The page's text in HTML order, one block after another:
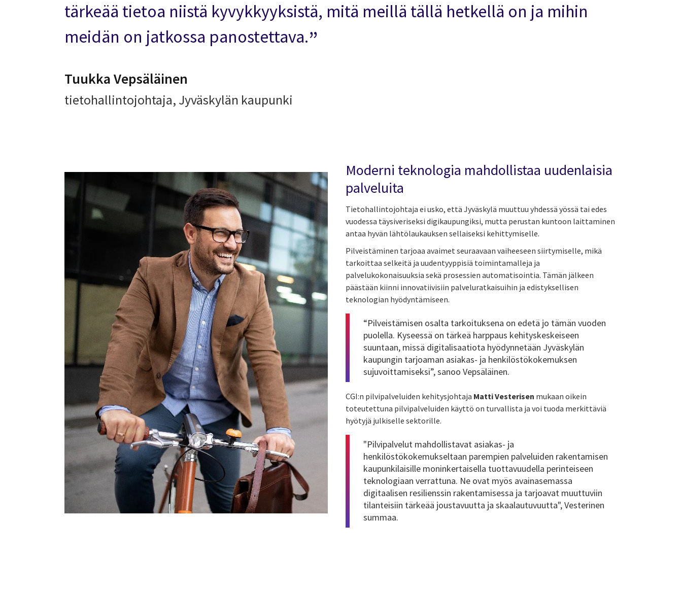
tärkeää tietoa niistä kyvykkyyksistä, mitä meillä tällä hetkellä on ja mihin
meidän on jatkossa panostettava.
Tuukka Vepsäläinen
tietohallintojohtaja, Jyväskylän kaupunki
Moderni teknologia mahdollistaa uudenlaisia
palveluita
Tietohallintojohtaja ei usko, että Jyväskylä muuttuu yhdessä yössä tai edes
vuodessa täysiveriseksi digikaupungiksi, mutta perustan kuntoon laittaminen
antaa hyvän lähtölaukauksen sellaiseksi kehittymiselle.
Pilveistäminen tarjoaa avaimet seuraavaan vaiheeseen siirtymiselle, mikä
tarkoittaa selkeitä ja uudentyyppisiä toimintamalleja ja
palvelukokonaisuuksia sekä prosessien automatisointia. Tämän jälkeen
päästään kiinni innovatiivisiin palveluratkaisuihin ja edistyksellisen
teknologian hyödyntämiseen.
“Pilveistämisen osalta tarkoituksena on edetä jo tämän vuoden
puolella. Kyseessä on tärkeä harppaus kehityskeskeiseen
suuntaan, missä digitalisaatiota hyödynnetään Jyväskylän
kaupungin tarjoaman asiakas- ja henkilöstökokemuksen
sujuvoittamiseksi”, sanoo Vepsäläinen.
CGI:n pilvipalveluiden kehitysjohtaja Matti Vesterisen mukaan oikein
toteutettuna pilvipalveluiden käyttö on turvallista ja voi tuoda merkittäviä
hyötyjä julkiselle sektorille.
"Pilvipalvelut mahdollistavat asiakas- ja
henkilöstökokemukseltaan parempien palveluiden rakentamisen
kaupunkilaisille moninkertaisella tuottavuudella perinteiseen
teknologiaan verrattuna. Ne ovat myös avainasemassa
digitaalisen resilienssin rakentamisessa ja tarjoavat muuttuviin
tilanteisiin tärkeää joustavuutta ja skaalautuvuutta", Vesterinen
summaa.